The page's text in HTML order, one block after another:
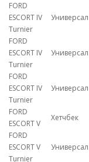
FORD
ESCORT IV
Turnier
Универсал
FORD
ESCORT IV
Turnier
Универсал
FORD
ESCORT IV
Turnier
Универсал
FORD
ESCORT V
Хетчбек
FORD
ESCORT V
Turnier
Универсал